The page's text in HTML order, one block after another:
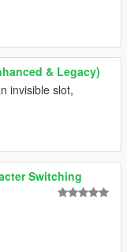
& Legacy)
invisible slot,
Switching